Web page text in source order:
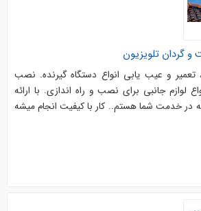
گردان تلویزیون
و عیب یابی انواع دستگاه گیرنده. نصب
لوازم جانبی برای نصب و راه اندازی. با ارائه
در خدمت شما هستم.. کار با کیفیت انجام میشه